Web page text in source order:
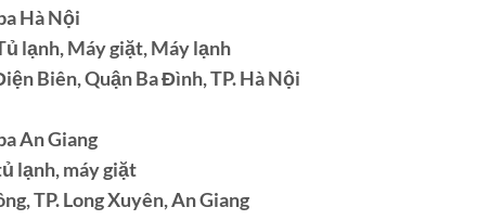
Hà Nội
lạnh, Máy giặt, Máy lạnh
Biên, Quận Ba Đình, TP. Hà Nội
An Giang
lạnh, máy giặt
TP. Long Xuyên, An Giang